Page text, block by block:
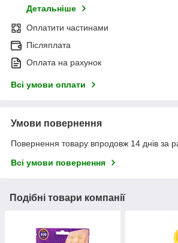
Детальніше
Оплатити частинами
Післяплата
Оплата на рахунок
Всі умови оплати
Умови повернення
Повернення товару впродовж 14 днів за
Всі умови повернення
Подібні товари компанії